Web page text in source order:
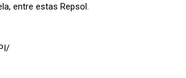
entre estas Repsol.